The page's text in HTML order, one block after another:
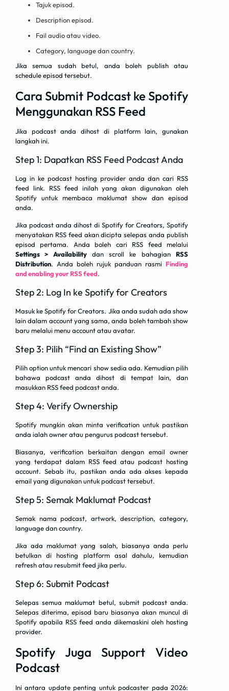
Tajuk episod.
Description episod.
Fail audio atau video.
Category, language dan country.
Jika semua sudah betul, anda boleh publish atau
schedule episod tersebut.
Cara Submit Podcast ke Spotify
Menggunakan RSS Feed
Jika podcast anda dihost di platform lain, gunakan
langkah ini.
Step 1: Dapatkan RSS Feed Podcast Anda
Log in ke podcast hosting provider anda dan cari RSS
feed link. RSS feed inilah yang akan digunakan oleh
Spotify untuk membaca maklumat show dan episod
anda.
Jika podcast anda dihost di Spotify for Creators, Spotify
menyatakan RSS feed akan dicipta selepas anda publish
episod pertama. Anda boleh cari RSS feed melalui
Settings > Availabilitydan scroll ke bahagianRSS
Distribution. Anda boleh rujuk panduan rasmi Finding
and enabling your RSS feed.
Step 2: Log In ke Spotify for Creators
Masuk ke Spotify for Creators. Jika anda sudah ada show
lain dalam account yang sama, anda boleh tambah show
baru melalui menu account atau avatar.
Step 3: Pilih “Find an Existing Show”
Pilih option untuk mencari show sedia ada. Kemudian pilih
bahawa podcast anda dihost di tempat lain, dan
masukkan RSS feed podcast anda.
Step 4: Verify Ownership
Spotify mungkin akan minta verification untuk pastikan
anda ialah owner atau pengurus podcast tersebut.
Biasanya, verification berkaitan dengan email owner
yang terdapat dalam RSS feed atau podcast hosting
account. Sebab itu, pastikan anda ada akses kepada
email yang digunakan untuk podcast tersebut.
Step 5: Semak Maklumat Podcast
Semak nama podcast, artwork, description, category,
language dan country.
Jika ada maklumat yang salah, biasanya anda perlu
betulkan di hosting platform asal dahulu, kemudian
refresh atau resubmit feed jika perlu.
Step 6: Submit Podcast
Selepas semua maklumat betul, submit podcast anda.
Selepas diterima, episod baru biasanya akan muncul di
Spotify apabila RSS feed anda dikemaskini oleh hosting
provider.
Spotify Juga Support Video
Podcast
Ini antara update penting untuk podcaster pada 2026: